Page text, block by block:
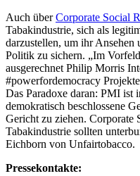
Auch überCorporate Social
Tabakindustrie, sich als
darzustellen, um ihr
Politik zu sichern. „Im
ausgerechnet Philip Morris
#powerfordemocracy
Das Paradoxe daran: PMI ist
demokratisch beschlossene
Gericht zu ziehen. Corporate
Tabakindustrie sollten
Eichborn von Unfairtobacco.
Pressekontakte: